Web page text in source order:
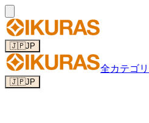
🇯🇵JP
全カテゴリ
🇯🇵JP